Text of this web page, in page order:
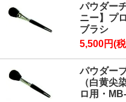
パウダー
ニー】プ
ブラシ
5,500円(
パウダー
（白黄尖
ロ用・